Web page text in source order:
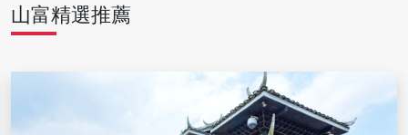
山富精選推薦